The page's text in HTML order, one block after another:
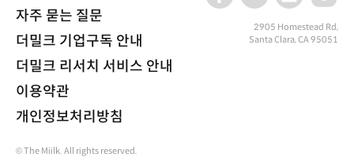
자주 묻는 질문
더밀크 기업구독 안내
더밀크 리서치 서비스 안내
이용약관
개인정보처리방침
2905 Homestead Rd,
Santa Clara, CA 95051
© The Miilk. All rights reserved.